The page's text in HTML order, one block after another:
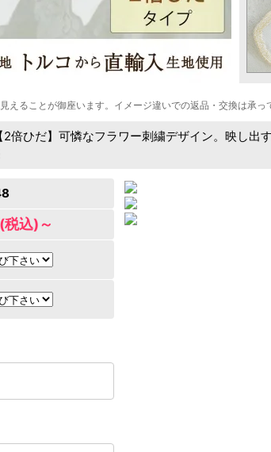
えることが御座います。イメージ違いでの返品・交換は承っ
2倍ひだ】可憐なフラワー刺繍デザイン。映し出
込)～